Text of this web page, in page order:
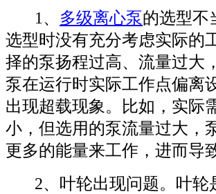
1、 多级离心泵的选型不
选型时没有充分考虑实际的
择的泵扬程过高、流量过大
泵在运行时实际工作点偏离
出现超载现象。比如，实际
小，但选用的泵流量过大，
更多的能量来工作，进而导
2、叶轮出现问题。叶轮